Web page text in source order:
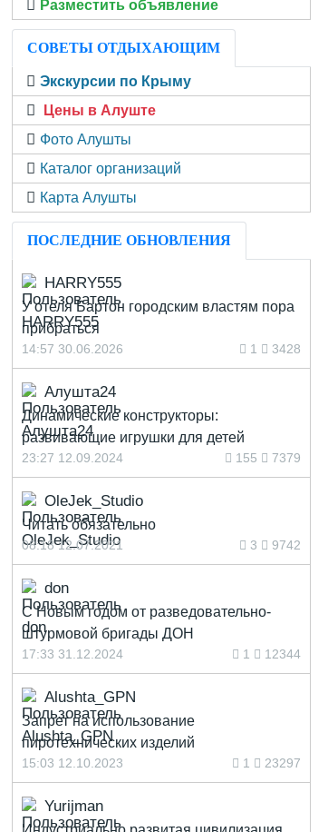
Разместить объявление
СОВЕТЫ ОТДЫХАЮЩИМ
Экскурсии по Крыму
Цены в Алуште
Фото Алушты
Каталог организаций
Карта Алушты
ПОСЛЕДНИЕ ОБНОВЛЕНИЯ
HARRY555
У отеля Бартон городским властям пора
прибраться
14:57 30.06.2026 1 3428
Алушта24
Динамические конструкторы:
развивающие игрушки для детей
23:27 12.09.2024 155 7379
OleJek_Studio
Читать обязательно
08:18 12.07.2021 3 9742
don
С Новым годом от разведовательно-
штурмовой бригады ДОН
17:33 31.12.2024 1 12344
Alushta_GPN
Запрет на использование
пиротехнических изделий
15:03 12.10.2023 1 23297
Yurijman